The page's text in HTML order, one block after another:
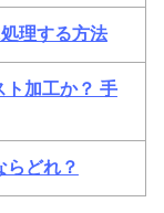
理する方法
ト加工か？ 手
らどれ？